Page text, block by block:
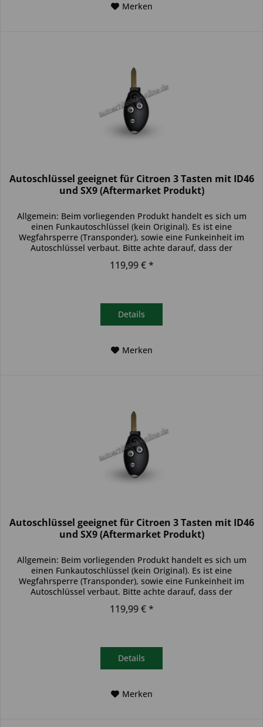
Merken
Autoschlüssel geeignet für Citroen 3 Tasten mit ID46
und SX9 (Aftermarket Produkt)
Allgemein: Beim vorliegenden Produkt handelt es sich um
einen Funkautoschlüssel (kein Original). Es ist eine
Wegfahrsperre (Transponder), sowie eine Funkeinheit im
Autoschlüssel verbaut. Bitte achte darauf, dass der
119,99 € *
Details
Merken
Autoschlüssel geeignet für Citroen 3 Tasten mit ID46
und SX9 (Aftermarket Produkt)
Allgemein: Beim vorliegenden Produkt handelt es sich um
einen Funkautoschlüssel (kein Original). Es ist eine
Wegfahrsperre (Transponder), sowie eine Funkeinheit im
Autoschlüssel verbaut. Bitte achte darauf, dass der
119,99 € *
Details
Merken